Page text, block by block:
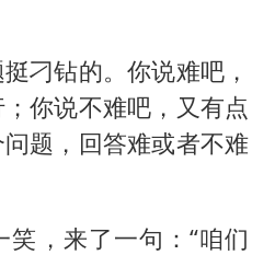
刁钻的。你说难吧，
你说不难吧，又有点
题，回答难或者不难
，来了一句：“咱们